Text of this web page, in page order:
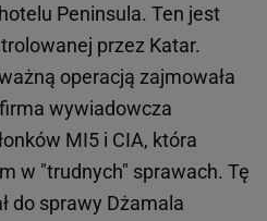
Peninsula. Ten jest
przez Katar.
operacją zajmowała
wywiadowcza
MI5 i CIA, która
w "trudnych" sprawach. Tę
do sprawy Dżamala